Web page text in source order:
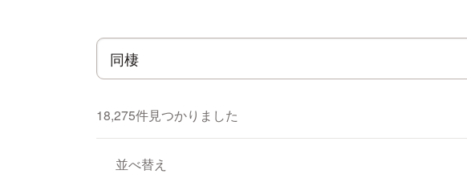
18,275件見つかりました
並べ替え